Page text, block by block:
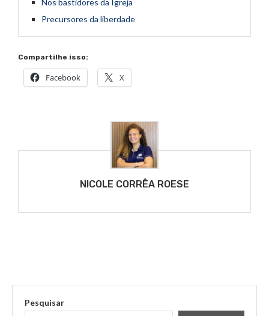
Nos bastidores da Igreja
Precursores da liberdade
Compartilhe isso:
Facebook X
NICOLE CORRÊA ROESE
Pesquisar